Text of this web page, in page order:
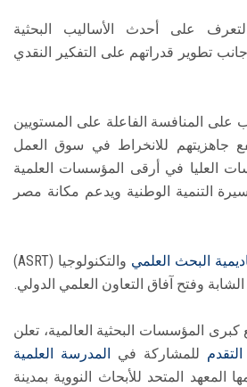
على أحدث الأساليب البحثية
جانب تطوير قدراتهم على التفكير النقدي
على المنافسة الفاعلة على المستويين
جاهزيتهم للانخراط في سوق العمل
العليا في أرقى المؤسسات العلمية
التنمية الوطنية ويدعم مكانة مصر
البحث العلمي
والتكنولوجيا (ASRT)
وفتح آفاق التعاون العلمي الدولي.
كبرى المؤسسات البحثية العالمية، تعلن
للمشاركة في
المدرسة العلمية
المعهد المتحد للأبحاث النووية بمدينة